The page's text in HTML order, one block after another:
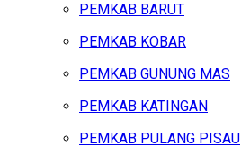
PEMKAB BARUT
PEMKAB KOBAR
PEMKAB GUNUNG MAS
PEMKAB KATINGAN
PEMKAB PULANG PISAU